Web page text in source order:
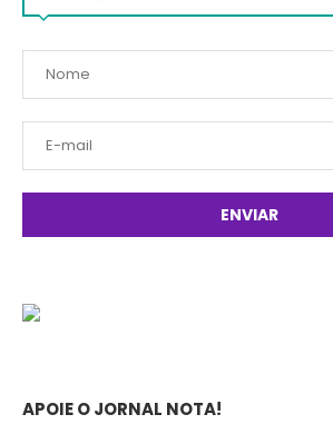
APOIE O JORNAL NOTA!